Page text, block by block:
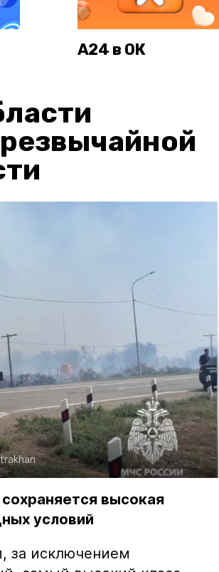
А24 в ОК
высокая
условий
за исключением